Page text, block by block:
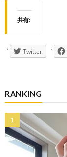
共有:
Twitter
RANKING